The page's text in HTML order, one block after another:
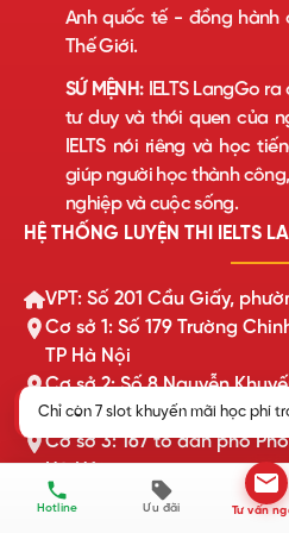
Hotline Ưu đãi Tư vấn
Chỉ còn 7 slot khuyến mãi học phí
Anh quốc tế - đồng hành
Thế Giới.
SỨ MỆNH:IELTS LangGo
tư duy và thói quen của
IELTS nói riêng và học
giúp người học thành
nghiệp và cuộc sống.
HỆ THỐNG LUYỆN THI IELTS
VPT: Số 201 Cầu Giấy,
Cơ sở 1: Số 179 Trường
TP Hà Nội
Cơ sở 2: Số 8 Nguyễn
Hà Nội
Cơ sở 3: 167 tổ dân phố
Cơ sở 4: Khu DG02 Đường